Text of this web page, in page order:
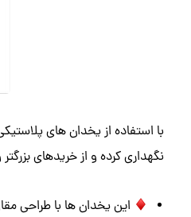
نگهداری کرده و از خریدهای
این یخدان‌ ها با طراحی